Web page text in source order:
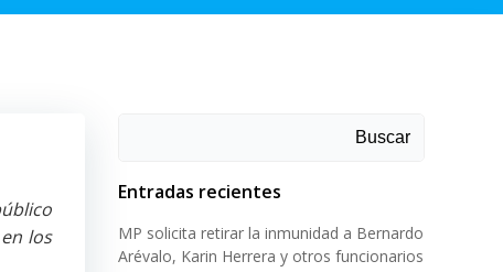
los
Buscar
Entradas recientes
MP solicita retirar la inmunidad a Bernardo
Arévalo, Karin Herrera y otros funcionarios